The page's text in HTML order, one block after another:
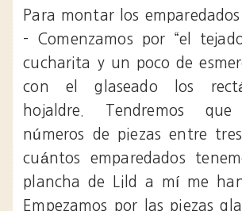
Para montar los emparedados
- Comenzamos por “el
cucharita y un poco de
con el glaseado los
hojaldre. Tendremos
números de piezas entre
cuántos emparedados
plancha de Lild a mí me
Empezamos por las piezas